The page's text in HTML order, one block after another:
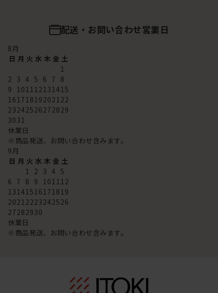
配送・お問い合わせ営業日
8月
日 月 火 水 木 金 土
1
2 3 4 5 6 7 8
9 101112131415
16171819202122
23242526272829
3031
休業日
※商品発送、お問い合わせ含みます。
9月
日 月 火 水 木 金 土
1 2 3 4 5
6 7 8 9 101112
13141516171819
20212223242526
27282930
休業日
※商品発送、お問い合わせ含みます。